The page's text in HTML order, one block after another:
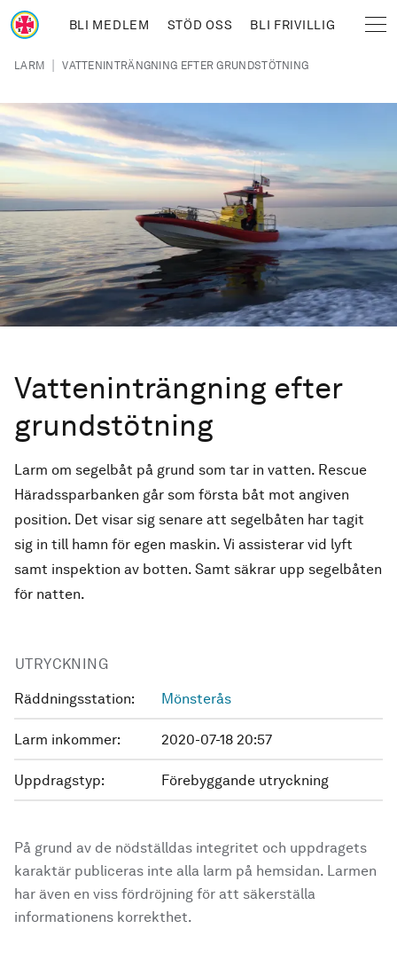
Hoppa till huvudinnehåll
BLI MEDLEM STÖD OSS BLI FRIVILLIG
Länkstig
LARM | VATTENINTRÄNGNING EFTER GRUNDSTÖTNING
Vatteninträngning efter
grundstötning
Larm om segelbåt på grund som tar in vatten. Rescue
Häradssparbanken går som första båt mot angiven
position. Det visar sig senare att segelbåten har tagit
sig in till hamn för egen maskin. Vi assisterar vid lyft
samt inspektion av botten. Samt säkrar upp segelbåten
för natten.
UTRYCKNING
Räddningsstation: Mönsterås
Larm inkommer: 2020-07-18 20:57
Uppdragstyp: Förebyggande utryckning
På grund av de nödställdas integritet och uppdragets
karaktär publiceras inte alla larm på hemsidan. Larmen
har även en viss fördröjning för att säkerställa
informationens korrekthet.